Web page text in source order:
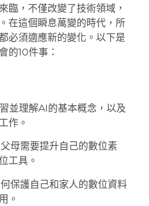
臨，不僅改變了技術領域，
在這個瞬息萬變的時代，所
必須適應新的變化。以下是
的10件事：
習並理解AI的基本概念，以及
作。
母需要提升自己的數位素
工具。
何保護自己和家人的數位資料
。